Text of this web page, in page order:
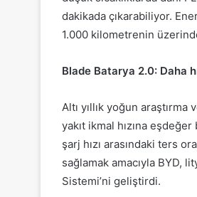
dakikada çıkarabiliyor.
1.000 kilometrenin
Blade Batarya 2.0: Daha
Altı yıllık yoğun
yakıt ikmal hızına
şarj hızı arasındaki ters
sağlamak amacıyla BYD,
Sistemi’ni geliştirdi.